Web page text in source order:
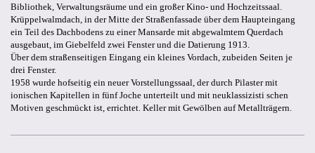
Bibliothek, Verwaltungsräume und ein großer Kino- und Hochzeitssaal.
Krüppelwalmdach, in der Mitte der Straßenfassade über dem Haupteingang
ein Teil des Dachbodens zu einer Mansarde mit abgewalmtem Querdach
ausgebaut, im Giebelfeld zwei Fenster und die Datierung 1913.
Über dem straßenseitigen Eingang ein kleines Vordach, zubeiden Seiten je
drei Fenster.
1958 wurde hofseitig ein neuer Vorstellungssaal, der durch Pilaster mit
ionischen Kapitellen in fünf Joche unterteilt und mit neuklassizisti schen
Motiven geschmückt ist, errichtet. Keller mit Gewölben auf Metallträgern.